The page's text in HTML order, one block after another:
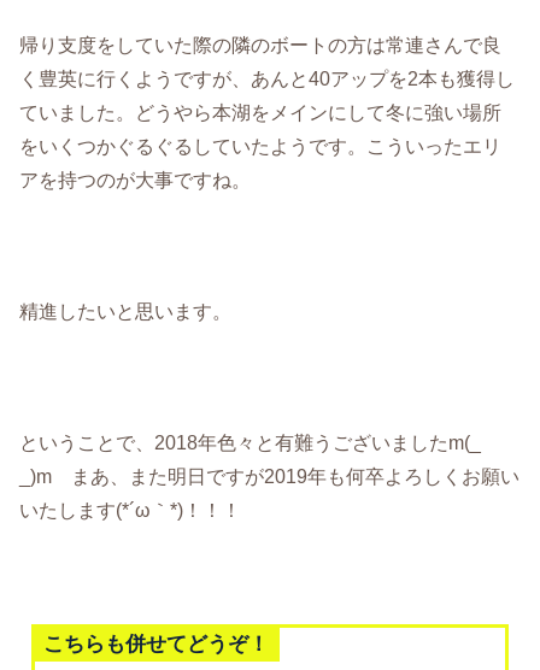
帰り支度をしていた際の隣のボートの方は常連さんで良
く豊英に行くようですが、あんと40アップを2本も獲得し
ていました。どうやら本湖をメインにして冬に強い場所
をいくつかぐるぐるしていたようです。こういったエリ
アを持つのが大事ですね。
精進したいと思います。
ということで、2018年色々と有難うございましたm(_
_)m まあ、また明日ですが2019年も何卒よろしくお願い
いたします(*´ω｀*)！！！
こちらも併せてどうぞ！